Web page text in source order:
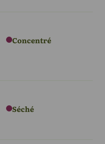
Océanie
Concentré
Séché